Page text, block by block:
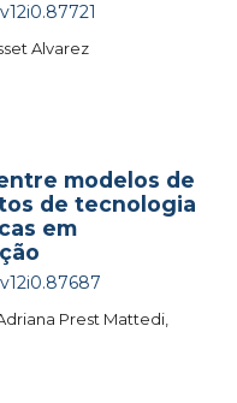
Alvarez
modelos de
de tecnologia
em
Prest Mattedi,